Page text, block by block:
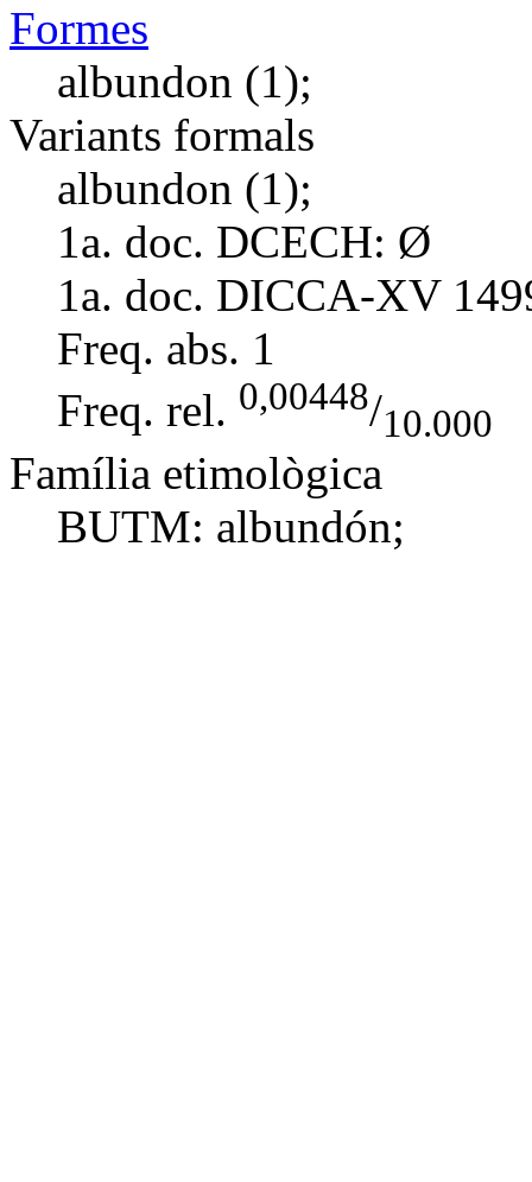
Formes
albundon (1);
Variants formals
albundon (1);
1a. doc. DCECH: Ø
1a. doc. DICCA-XV
Freq. abs. 1
Freq. rel. 0,00448/10.000
Família etimològica
BUTM: albundón;